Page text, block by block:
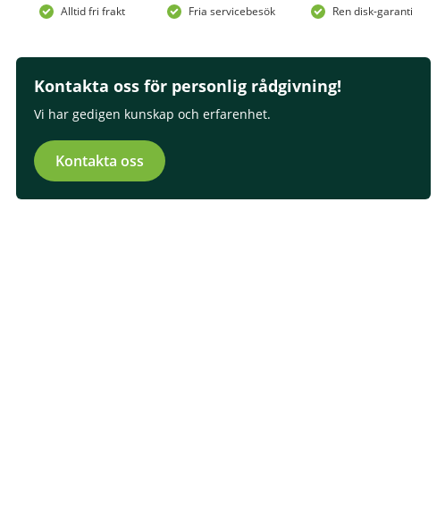
Alltid fri frakt Fria servicebesök Ren disk-garanti
Kontakta oss för personlig rådgivning!
Vi har gedigen kunskap och erfarenhet.
Kontakta oss